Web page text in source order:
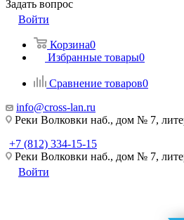
Задать вопрос
Войти
Корзина0
Избранные товары0
Сравнение товаров0
info@cross-lan.ru
Реки Волковки наб., дом № 7,
+7 (812) 334-15-15
Реки Волковки наб., дом № 7,
Войти